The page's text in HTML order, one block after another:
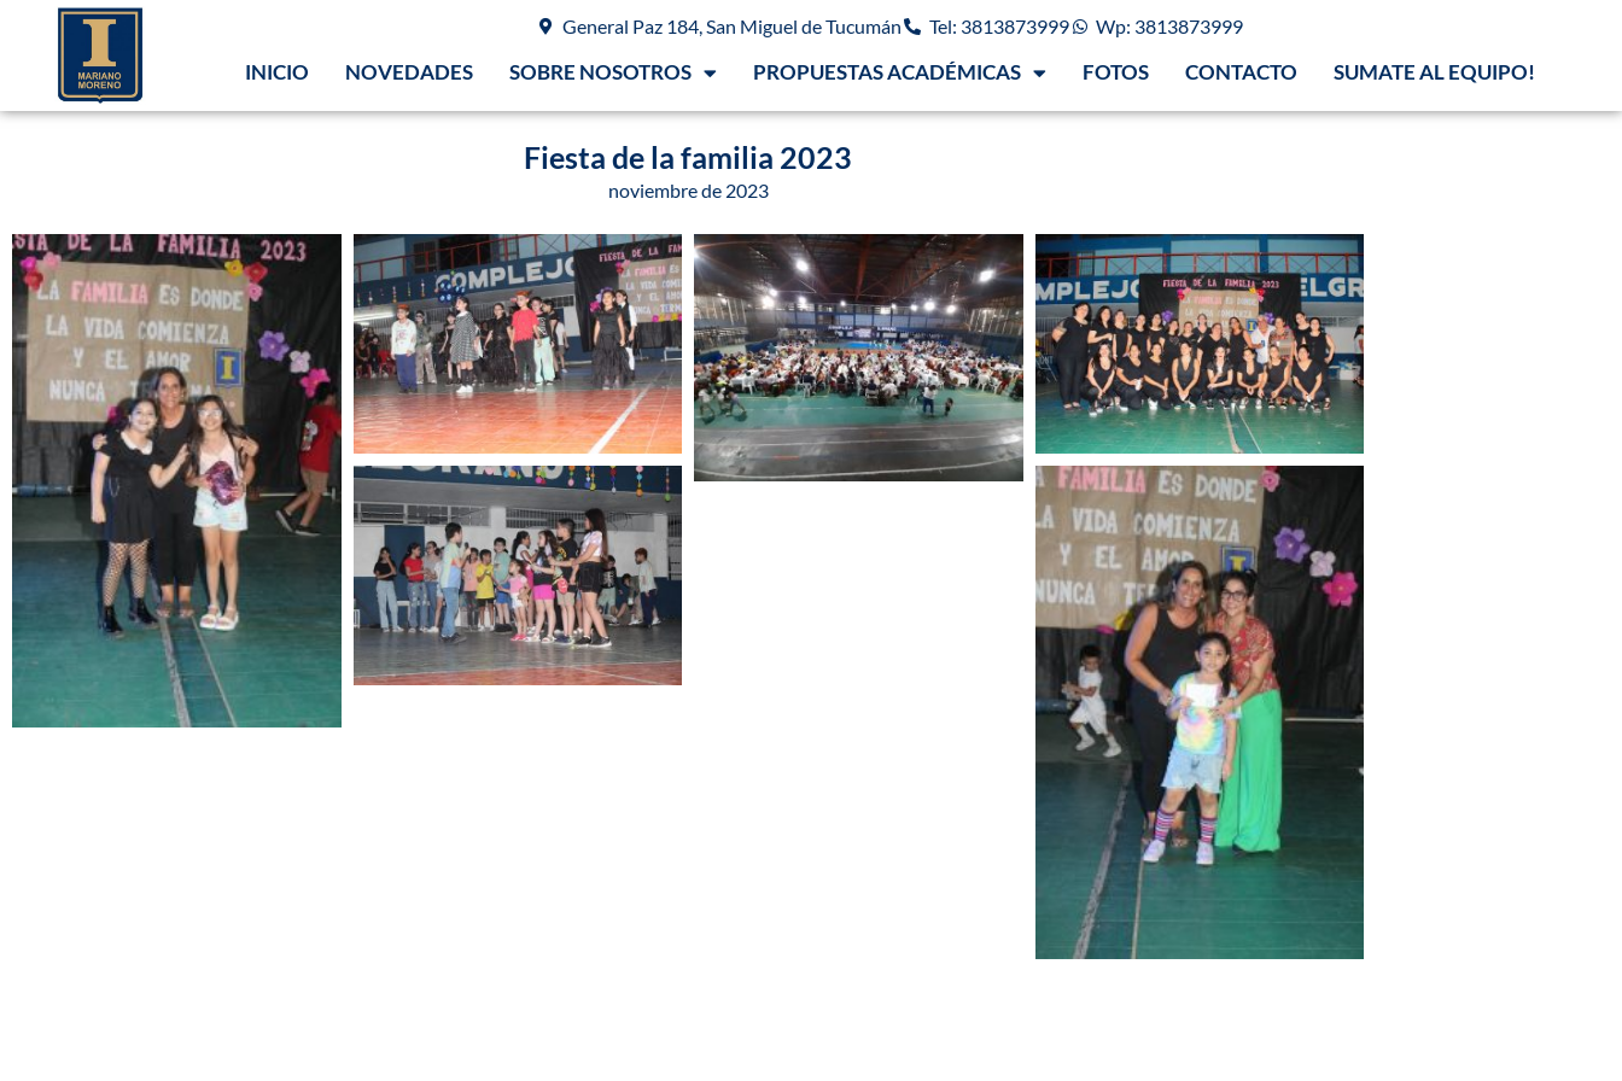
General Paz 184, San Miguel de Tucumán Tel: 3813873999 Wp: 3813873999
INICIO NOVEDADES SOBRE NOSOTROS PROPUESTAS ACADÉMICAS FOTOS CONTACTO SUMATE AL EQUIPO!
Fiesta de la familia 2023
noviembre de 2023